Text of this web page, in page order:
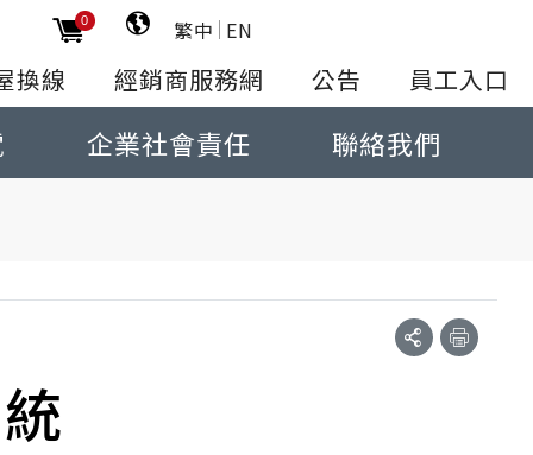
0 繁中 EN
換線 經銷商服務網 公告 員工入口
企業社會責任 聯絡我們